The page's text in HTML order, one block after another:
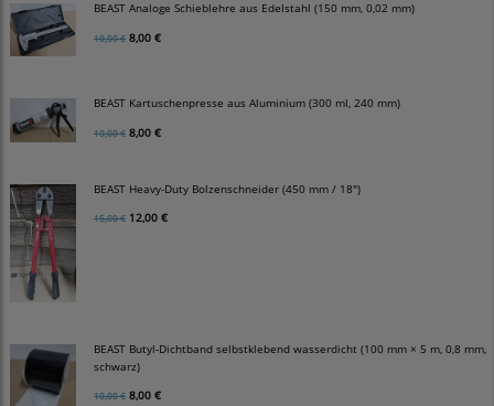
BEAST Analoge Schieblehre aus Edelstahl (150 mm, 0,02 mm)
10,00 € 8,00 €
BEAST Kartuschenpresse aus Aluminium (300 ml, 240 mm)
10,00 € 8,00 €
BEAST Heavy-Duty Bolzenschneider (450 mm / 18")
15,00 € 12,00 €
BEAST Butyl-Dichtband selbstklebend wasserdicht (100 mm × 5 m, 0,8 mm,
schwarz)
10,00 € 8,00 €